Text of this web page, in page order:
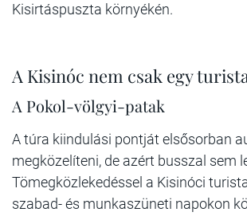
Kisirtáspuszta környékén.
A Kisinóc nem csak egy
A Pokol-völgyi-patak
A túra kiindulási pontját elsősorban
megközelíteni, de azért busszal sem
Tömegközlekedéssel a Kisinóci
szabad- és munkaszüneti napokon